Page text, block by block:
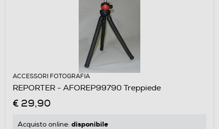
ACCESSORI FOTOGRAFIA
REPORTER - AFOREP99790 Treppiede
€ 29,90
Acquisto online: disponibile